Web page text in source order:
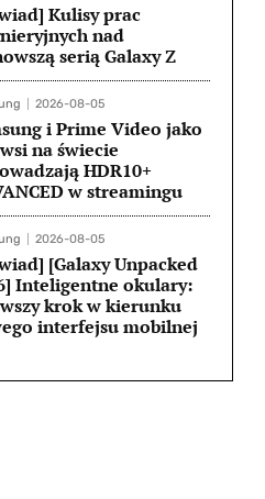
Kulisy prac
nad
serią Galaxy Z
2026-08-05
i Prime Video jako
na świecie
HDR10+
w streamingu
2026-08-05
[Galaxy Unpacked
Inteligentne okulary:
krok w kierunku
interfejsu mobilnej